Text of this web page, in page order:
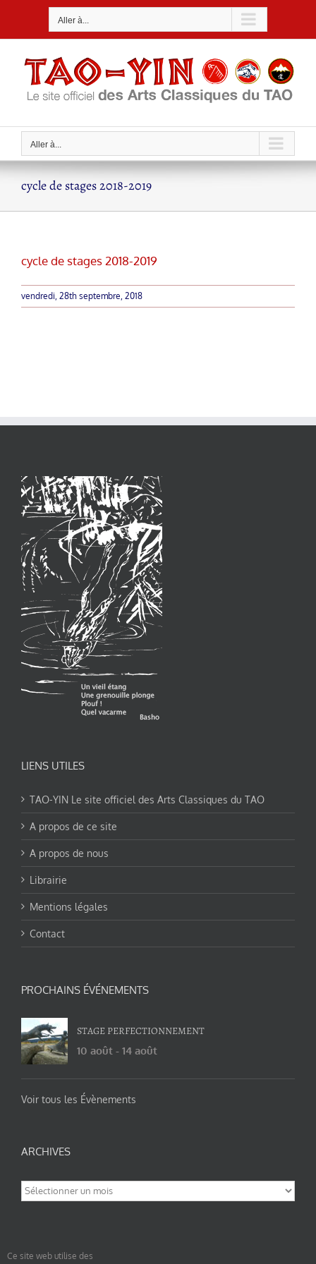
Aller à...
Aller à...
cycle de stages 2018-2019
cycle de stages 2018-2019
vendredi, 28th septembre, 2018
LIENS UTILES
TAO-YIN Le site officiel des Arts Classiques du TAO
A propos de ce site
A propos de nous
Librairie
Mentions légales
Contact
PROCHAINS ÉVÉNEMENTS
STAGE PERFECTIONNEMENT
10 août - 14 août
Voir tous les Évènements
ARCHIVES
Archives
Ce site web utilise des